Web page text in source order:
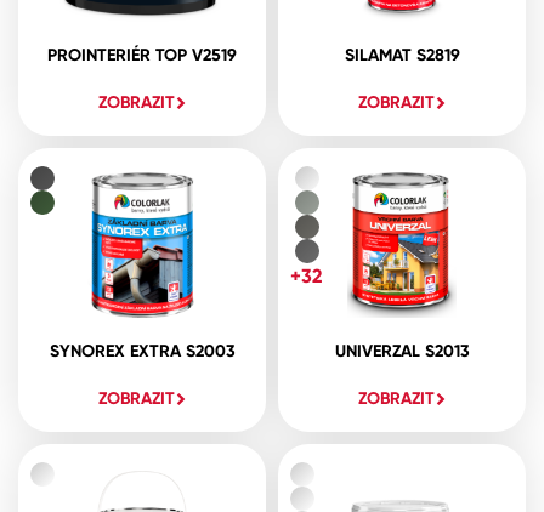
PROINTERIÉR TOP V2519
ZOBRAZIT
SILAMAT S2819
ZOBRAZIT
SYNOREX EXTRA S2003
ZOBRAZIT
UNIVERZAL S2013
ZOBRAZIT
+32